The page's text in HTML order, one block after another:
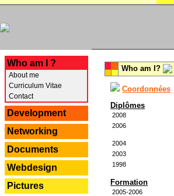
Who am I ?
About me
Curriculum Vitae
Contact
Development
Networking
Documents
Webdesign
Pictures
Who am I?
Coordonnées
Diplômes
2008
2006
2004
2003
1998
Formation
2005-2006